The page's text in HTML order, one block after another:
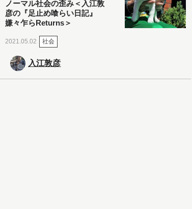
ノーマル社会の歪み＜入江敦
彦の『足止め喰らい日記』
嫌々乍らReturns＞
2021.05.02 社会
入江敦彦